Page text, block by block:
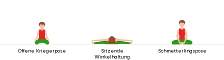
Offene Kriegerpose
Sitzende
Winkelhaltung
Schmetterlingspose